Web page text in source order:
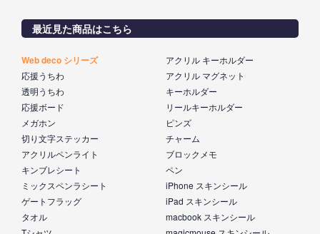
最近見た商品はこちら
Web deco シリーズ
応援うちわ
透明うちわ
応援ボード
メガホン
切り文字ステッカー
アクリルペンライト
キンブレシート
ミックスペンラシート
ゲートフラッグ
タオル
アクリル キーホルダー
アクリル マグネット
キーホルダー
リールキーホルダー
ピンズ
チャーム
ブロックメモ
ペン
iPhone スキンシール
iPad スキンシール
macbook スキンシール